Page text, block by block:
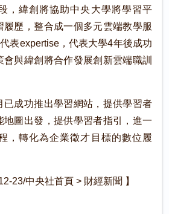
，緯創將協助中央大學將學習平
履歷，整合成一個多元雲端教學服
expertise，代表大學4年後成功
與緯創將合作發展創新雲端職訓
成功推出學習網站，提供學習者
地圖出發，提供學習者指引，進一
，轉化為企業徵才目標的數位履
23/中央社首頁 > 財經新聞 】